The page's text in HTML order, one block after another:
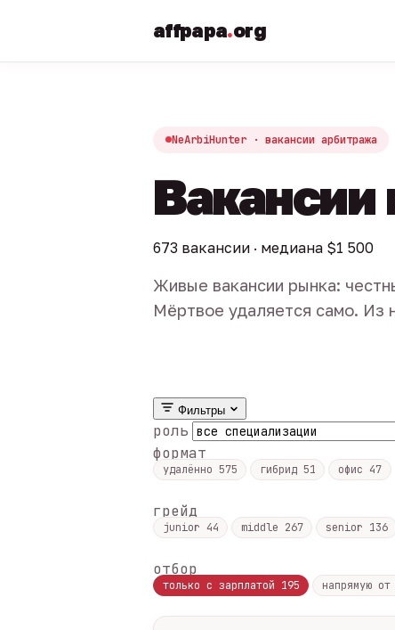
affpapa.org
NeArbiHunter · вакансии арбитража
Вакансии
673 вакансии · медиана $1 500
Живые вакансии рынка:
Мёртвое удаляется само. Из
Фильтры
роль
формат
удалённо 575 гибрид 51 офис 47
грейд
junior 44 middle 267 senior 136
отбор
только с зарплатой 195 напрямую от